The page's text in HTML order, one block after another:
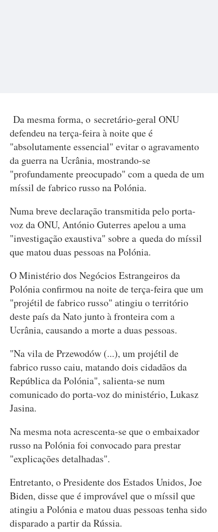
Da mesma forma, o secretário-geral ONU
defendeu na terça-feira à noite que é
"absolutamente essencial" evitar o agravamento
da guerra na Ucrânia, mostrando-se
"profundamente preocupado" com a queda de um
míssil de fabrico russo na Polónia.
Numa breve declaração transmitida pelo porta-
voz da ONU, António Guterres apelou a uma
"investigação exaustiva" sobre a queda do míssil
que matou duas pessoas na Polónia.
O Ministério dos Negócios Estrangeiros da
Polónia confirmou na noite de terça-feira que um
"projétil de fabrico russo" atingiu o território
deste país da Nato junto à fronteira com a
Ucrânia, causando a morte a duas pessoas.
"Na vila de Przewodów (...), um projétil de
fabrico russo caiu, matando dois cidadãos da
República da Polónia", salienta-se num
comunicado do porta-voz do ministério, Lukasz
Jasina.
Na mesma nota acrescenta-se que o embaixador
russo na Polónia foi convocado para prestar
"explicações detalhadas".
Entretanto, o Presidente dos Estados Unidos, Joe
Biden, disse que é improvável que o míssil que
atingiu a Polónia e matou duas pessoas tenha sido
disparado a partir da Rússia.